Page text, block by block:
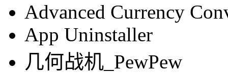
Advanced Currency
App Uninstaller
几何战机_PewPew